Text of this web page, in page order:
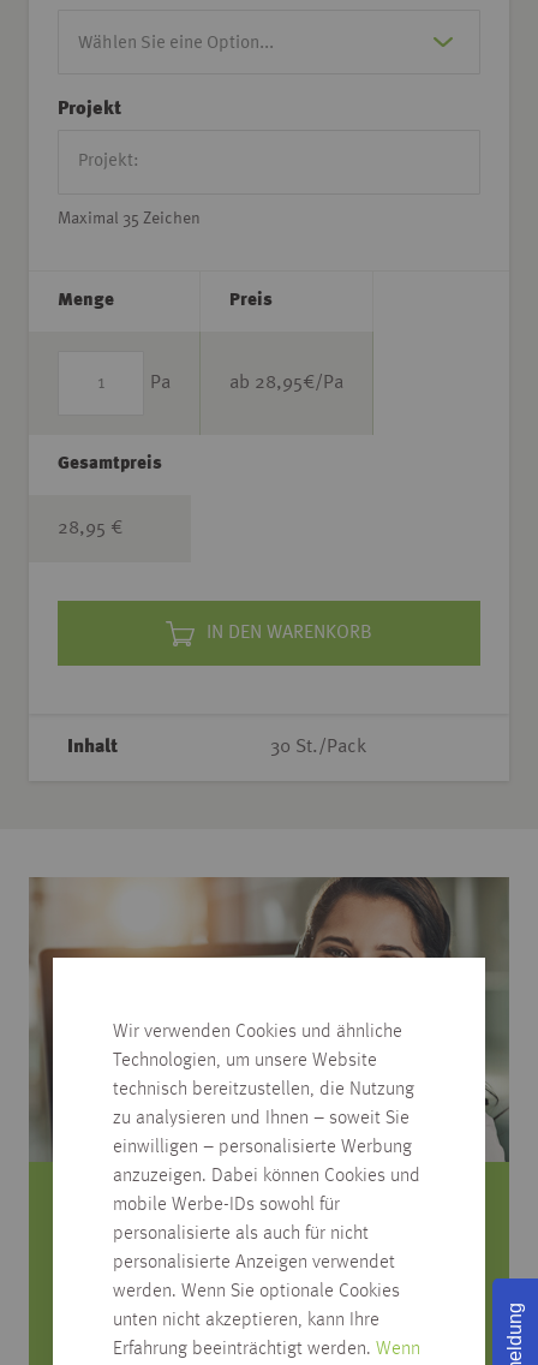
Wir verwenden Cookies und ähnliche
Technologien, um unsere Website
technisch bereitzustellen, die Nutzung
zu analysieren und Ihnen – soweit Sie
einwilligen – personalisierte Werbung
anzuzeigen. Dabei können Cookies und
mobile Werbe-IDs sowohl für
personalisierte als auch für nicht
personalisierte Anzeigen verwendet
werden. Wenn Sie optionale Cookies
unten nicht akzeptieren, kann Ihre
Erfahrung beeinträchtigt werden. Wenn
Sie haben Fragen zum Produkt?
Rufen Sie uns an, wir beraten Sie gerne!
0751/4004-545
produktfrage@habisreutinger.de
Projekt
Maximal 35 Zeichen
Menge
Pa
Preis
ab 28,95€/Pa
Gesamtpreis
28,95 €
IN DEN WARENKORB
Inhalt 30 St./Pack